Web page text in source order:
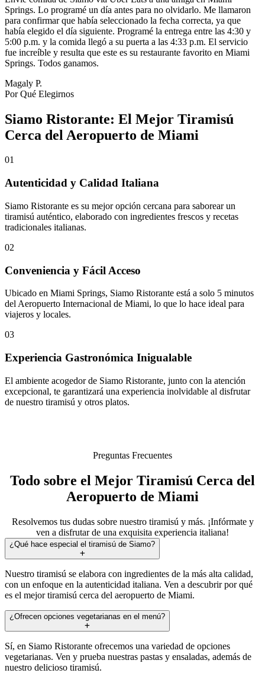
Springs. Lo programé un día antes para no olvidarlo. Me llamaron
para confirmar que había seleccionado la fecha correcta, ya que
había elegido el día siguiente. Programé la entrega entre las 4:30 y
5:00 p.m. y la comida llegó a su puerta a las 4:33 p.m. El servicio
fue increíble y resulta que este es su restaurante favorito en Miami
Springs. Todos ganamos.
Magaly P.
Por Qué Elegirnos
Siamo Ristorante: El Mejor Tiramisú
Cerca del Aeropuerto de Miami
01
Autenticidad y Calidad Italiana
Siamo Ristorante es su mejor opción cercana para saborear un
tiramisú auténtico, elaborado con ingredientes frescos y recetas
tradicionales italianas.
02
Conveniencia y Fácil Acceso
Ubicado en Miami Springs, Siamo Ristorante está a solo 5 minutos
del Aeropuerto Internacional de Miami, lo que lo hace ideal para
viajeros y locales.
03
Experiencia Gastronómica Inigualable
El ambiente acogedor de Siamo Ristorante, junto con la atención
excepcional, te garantizará una experiencia inolvidable al disfrutar
de nuestro tiramisú y otros platos.
Preguntas Frecuentes
Todo sobre el Mejor Tiramisú Cerca del
Aeropuerto de Miami
Resolvemos tus dudas sobre nuestro tiramisú y más. ¡Infórmate y
ven a disfrutar de una exquisita experiencia italiana!
¿Qué hace especial el tiramisú de Siamo?
Nuestro tiramisú se elabora con ingredientes de la más alta calidad,
con un enfoque en la autenticidad italiana. Ven a descubrir por qué
es el mejor tiramisú cerca del aeropuerto de Miami.
¿Ofrecen opciones vegetarianas en el menú?
Sí, en Siamo Ristorante ofrecemos una variedad de opciones
vegetarianas. Ven y prueba nuestras pastas y ensaladas, además de
nuestro delicioso tiramisú.